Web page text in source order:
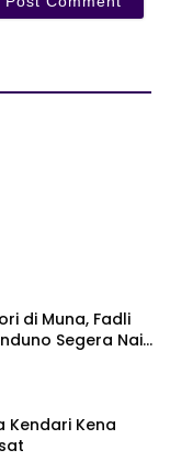
di Muna, Fadli
Segera Naik
Nasional
Kendari Kena